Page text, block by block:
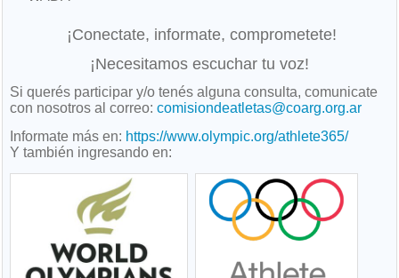
¡Conectate, informate, comprometete!
¡Necesitamos escuchar tu voz!
Si querés participar y/o tenés alguna consulta, comunicate
con nosotros al correo: comisiondeatletas@coarg.org.ar
Informate más en: https://www.olympic.org/athlete365/
Y también ingresando en: